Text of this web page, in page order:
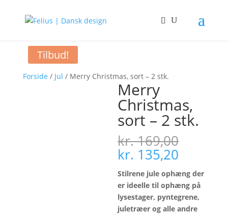
Forside / Jul / Merry Christmas, sort – 2 stk.
Tilbud!
Merry
Christmas,
sort – 2 stk.
kr.169,00
Den
oprindelige
pris
var:
kr. 169,00.
kr. 135,20
pris
er:
kr.
Stilrene jule ophæng der
er ideelle til ophæng på
lysestager, pyntegrene,
juletræer og alle andre